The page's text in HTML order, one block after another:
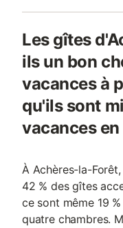
Les gîtes
ils un bon
vacances à
qu'ils sont
vacances
À Achères-la-
42 % des gîtes
ce sont même 19
quatre chambres.